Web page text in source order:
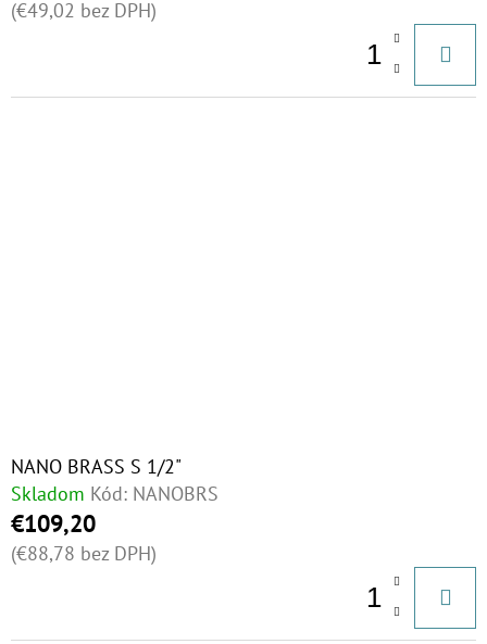
(€49,02 bez DPH)
NANO BRASS S 1/2"
Skladom Kód: NANOBRS
€109,20
(€88,78 bez DPH)